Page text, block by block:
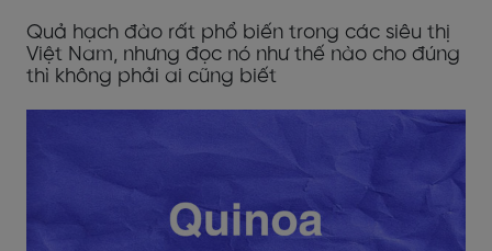
Quả hạch đào rất phổ biến trong các siêu thị
Việt Nam, nhưng đọc nó như thế nào cho đúng
thì không phải ai cũng biết